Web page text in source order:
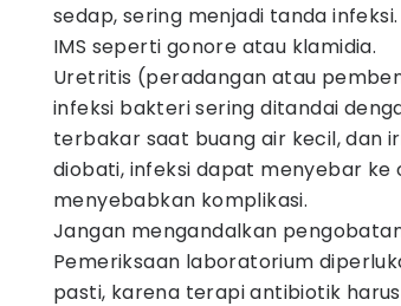
sedap, sering menjadi tanda
IMS seperti gonore atau klamidia.
Uretritis (peradangan atau
infeksi bakteri sering ditandai
terbakar saat buang air kecil, dan
diobati, infeksi dapat menyebar ke
menyebabkan komplikasi.
Jangan mengandalkan
Pemeriksaan laboratorium
pasti, karena terapi antibiotik